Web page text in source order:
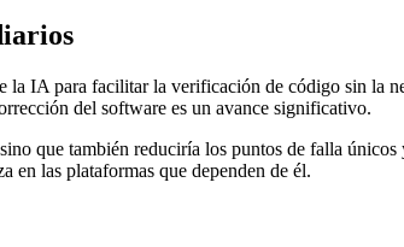
IA para facilitar la verificación de código sin la
del software es un avance significativo.
que también reduciría los puntos de falla
en las plataformas que dependen de él.